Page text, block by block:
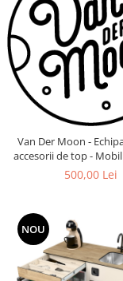
Van Der Moon -
accesorii de top -
Conversii500,00 Lei
NOU